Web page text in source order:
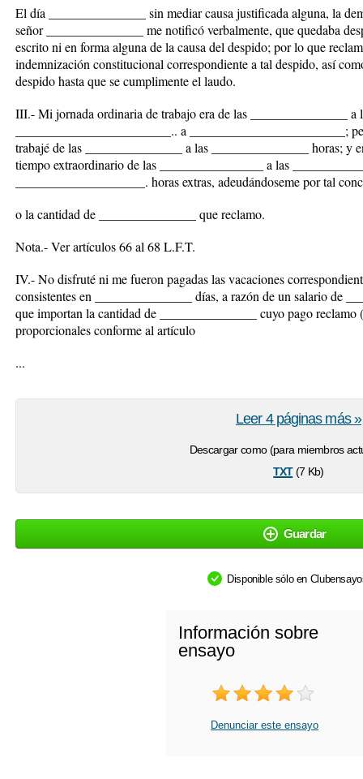
El día _______________ sin mediar causa justificada alguna, la
señor _______________ me notificó verbalmente, que quedaba
escrito ni en forma alguna de la causa del despido; por lo que
indemnización constitucional correspondiente a tal despido, así
despido hasta que se cumplimente el laudo.
III.- Mi jornada ordinaria de trabajo era de las _______________ a
________________________.. a ________________________;
trabajé de las _______________ a las _______________ horas; y
tiempo extraordinario de las ________________ a las
____________________. horas extras, adeudándoseme por tal
o la cantidad de _______________ que reclamo.
Nota.- Ver artículos 66 al 68 L.F.T.
IV.- No disfruté ni me fueron pagadas las vacaciones
consistentes en _______________ días, a razón de un salario de
que importan la cantidad de _______________ cuyo pago reclamo
proporcionales conforme al artículo
...
Descargar como (para miembros
txt(7 Kb)
Leer 4 páginas más »
Guardar
Disponible sólo en
Información sobre
ensayo
Denunciar este ensayo